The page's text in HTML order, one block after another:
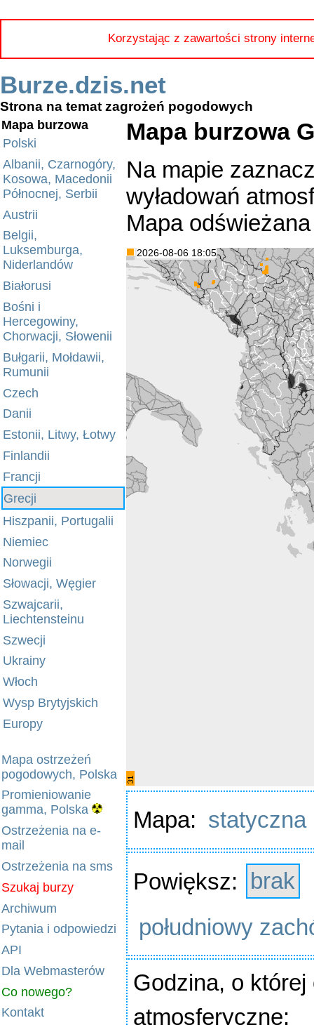
Korzystając z zawartości strony
Burze.dzis.net
Strona na temat zagrożeń pogodowych
Mapa burzowa
Polski
Albanii, Czarnogóry,
Kosowa, Macedonii
Północnej, Serbii
Austrii
Belgii,
Luksemburga,
Niderlandów
Białorusi
Bośni i
Hercegowiny,
Chorwacji, Słowenii
Bułgarii, Mołdawii,
Rumunii
Czech
Danii
Estonii, Litwy, Łotwy
Finlandii
Francji
Grecji
Hiszpanii, Portugalii
Niemiec
Norwegii
Słowacji, Węgier
Szwajcarii,
Liechtensteinu
Szwecji
Ukrainy
Włoch
Wysp Brytyjskich
Europy
Mapa ostrzeżeń
pogodowych, Polska
Promieniowanie
gamma, Polska
Ostrzeżenia na e-
mail
Ostrzeżenia na sms
Szukaj burzy
Archiwum
Pytania i odpowiedzi
API
Dla Webmasterów
Co nowego?
Kontakt
Mapa burzowa
Na mapie
wyładowań
Mapa
2026-08-06 18:05
Mapa: statyczna
Powiększ: brak
południowy
Godzina, o której
atmosferyczne: